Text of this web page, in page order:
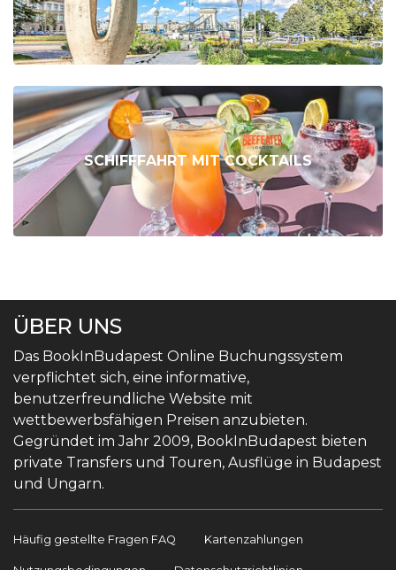
SCHIFFFAHRT MIT COCKTAILS
ÜBER UNS
Das BookInBudapest Online Buchungssystem
verpflichtet sich, eine informative,
benutzerfreundliche Website mit
wettbewerbsfähigen Preisen anzubieten.
Gegründet im Jahr 2009, BookInBudapest bieten
private Transfers und Touren, Ausflüge in Budapest
und Ungarn.
Häufig gestellte Fragen FAQ Kartenzahlungen